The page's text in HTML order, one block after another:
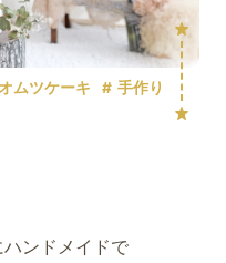
オムツケーキ 手作り
ンドメイドで